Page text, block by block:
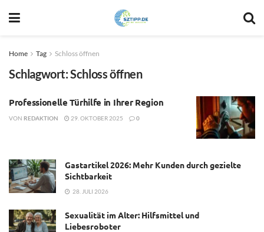
Home Tag Schloss öffnen
Schlagwort:Schloss öffnen
Professionelle Türhilfe in Ihrer Region
VON REDAKTION 29. OKTOBER 2025 0
Gastartikel 2026: Mehr Kunden durch gezielte
Sichtbarkeit
28. JULI 2026
Sexualität im Alter: Hilfsmittel und
Liebesroboter